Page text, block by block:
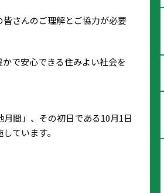
さんのご理解とご協力が必要
で安心できる住みよい社会を
間」、その初日である10月1日
ています。